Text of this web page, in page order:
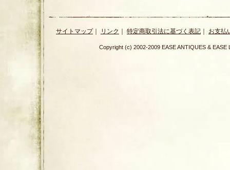
サイトマップ｜ リンク ｜ 特定商取引法に基づく表記 ｜ お支払
Copyright (c) 2002-2009 EASE ANTIQUES &